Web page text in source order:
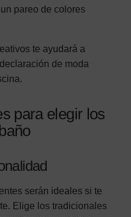
pareo de colores
te ayudará a
de moda
para elegir los
serán ideales si te
Elige los tradicionales